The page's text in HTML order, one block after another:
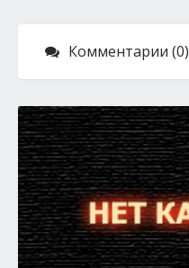
Комментарии (0)